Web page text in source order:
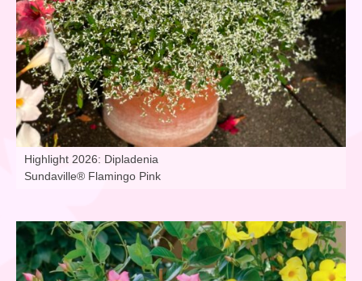
Highlight 2026: Dipladenia
Sundaville® Flamingo Pink